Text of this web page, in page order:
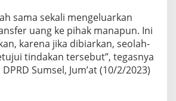
sama sekali mengeluarkan
uang ke pihak manapun. Ini
karena jika dibiarkan, seolah-
tindakan tersebut”, tegasnya
Sumsel, Jum’at (10/2/2023)